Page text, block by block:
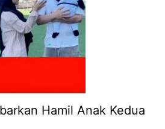
Hamil Anak Kedua